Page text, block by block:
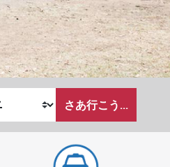
さあ行こう...